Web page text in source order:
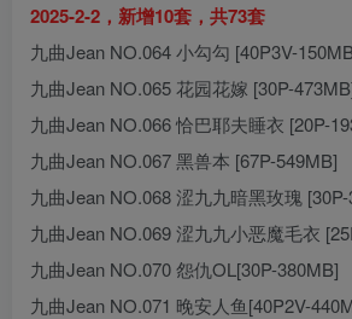
2025-2-2，新增10套，共73套
九曲Jean NO.064 小勾勾 [40P3V-
九曲Jean NO.065 花园花嫁 [30P-
九曲Jean NO.066 恰巴耶夫睡衣 [20P-
九曲Jean NO.067 黑兽本 [67P-549MB]
九曲Jean NO.068 涩九九暗黑玫瑰
九曲Jean NO.069 涩九九小恶魔毛衣
九曲Jean NO.070 怨仇OL[30P-380MB]
九曲Jean NO.071 晚安人鱼[40P2V-